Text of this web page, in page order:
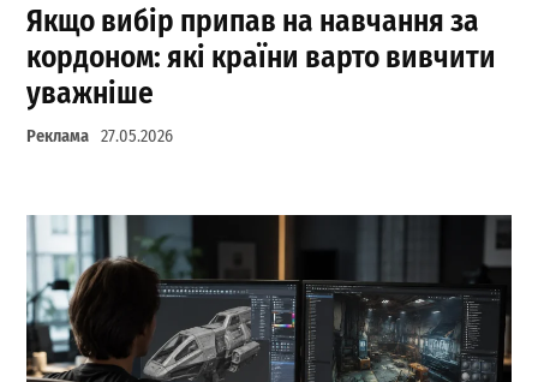
Якщо вибір припав на навчання за
кордоном: які країни варто вивчити
уважніше
Реклама 27.05.2026